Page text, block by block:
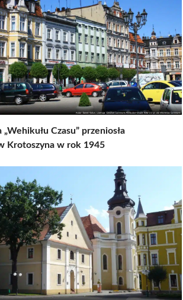
Czasu” przeniosła
Krotoszyna w rok 1945